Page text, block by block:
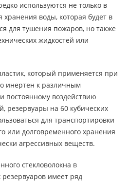
используются не только в
хранения воды, которая будет в
для тушения пожаров, но также
жидкостей или
который применяется при
инертен к различным
постоянному воздействию
резервуары на 60 кубических
для транспортировки
или долговременного хранения
агрессивных веществ.
стекловолокна в
имеет ряд